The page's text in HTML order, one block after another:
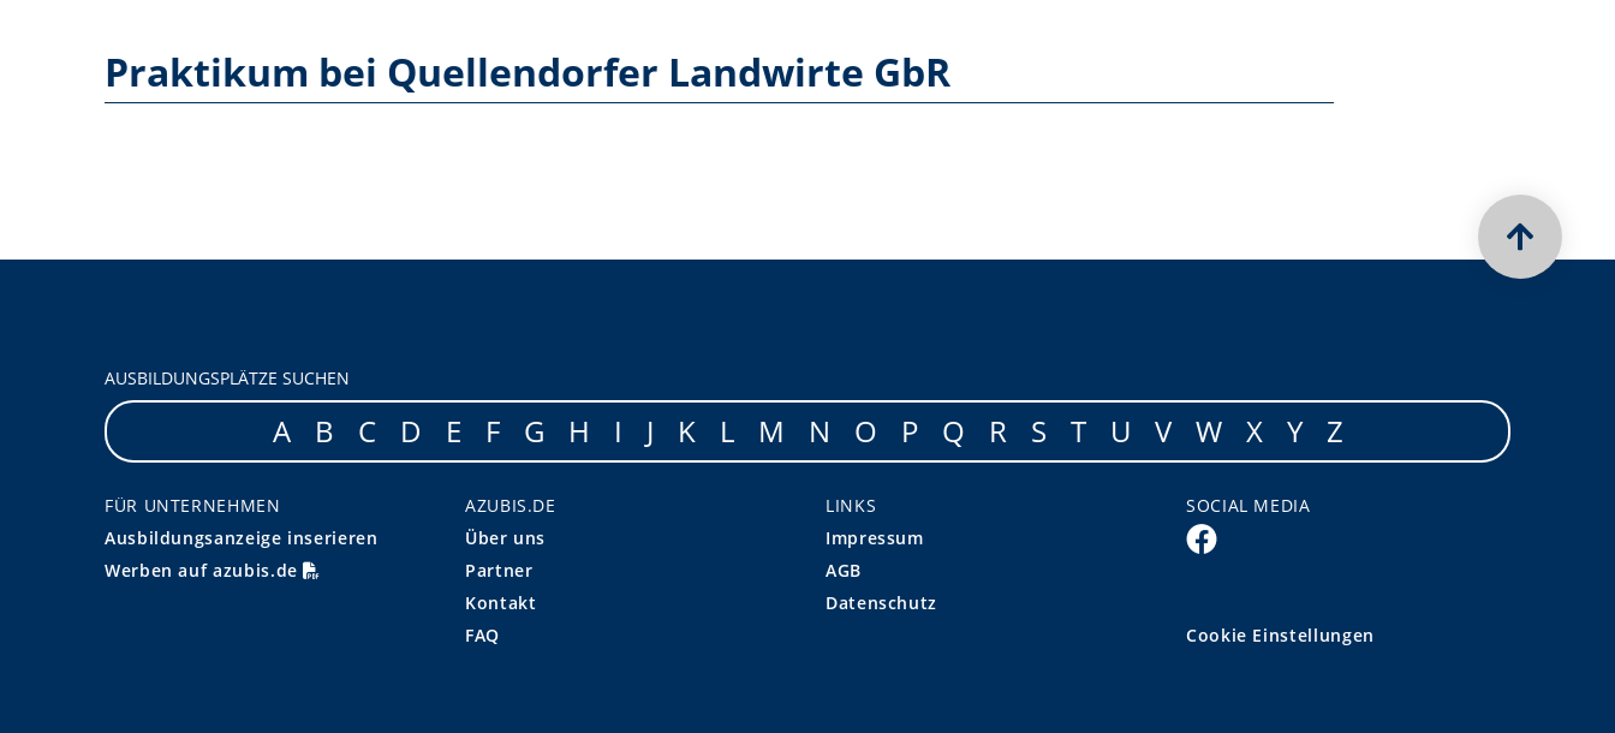
Praktikum bei Quellendorfer Landwirte GbR
AUSBILDUNGSPLÄTZE SUCHEN
A B C D E F G H I J K L M N O P Q R S T U V W X Y Z
FÜR UNTERNEHMEN
Ausbildungsanzeige inserieren
Werben auf azubis.de
AZUBIS.DE
Über uns
Partner
Kontakt
FAQ
LINKS
Impressum
AGB
Datenschutz
SOCIAL MEDIA
Cookie Einstellungen